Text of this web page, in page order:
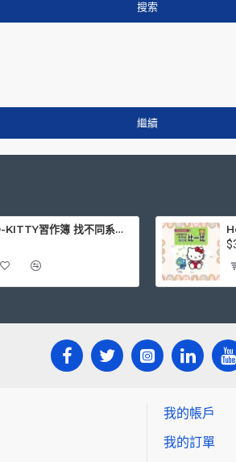
搜索
繼續
HELLO-KITTY習作簿 找不同系列-快樂生活篇
我的帳戶
我的訂單